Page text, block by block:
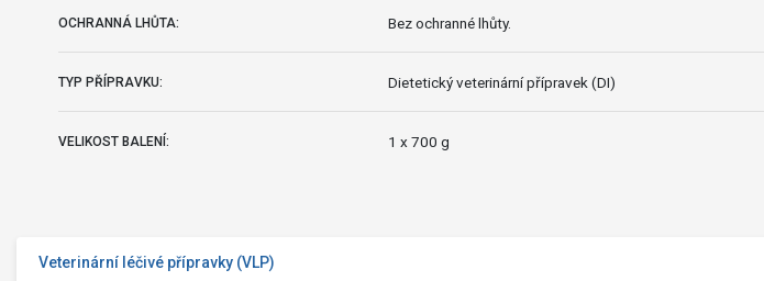
Veterinární léčivé přípravky (VLP)
OCHRANNÁ LHŮTA: Bez ochranné lhůty.
TYP PŘÍPRAVKU: Dietetický veterinární přípravek (DI)
VELIKOST BALENÍ: 1 x 700 g